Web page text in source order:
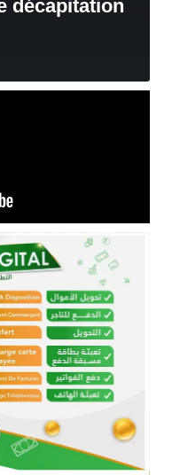
décapitation